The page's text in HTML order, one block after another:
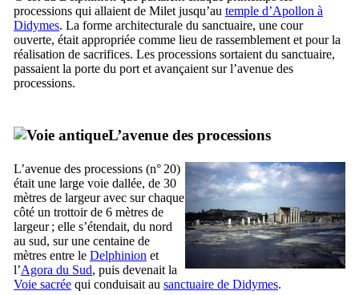
processions qui allaient de Milet jusqu’au temple d’Apollon à
Didymes. La forme architecturale du sanctuaire, une cour
ouverte, était appropriée comme lieu de rassemblement et pour la
réalisation de sacrifices. Les processions sortaient du sanctuaire,
passaient la porte du port et avançaient sur l’avenue des
processions.
L’avenue des processions
L’avenue des processions (n° 20)
était une large voie dallée, de 30
mètres de largeur avec sur chaque
côté un trottoir de 6 mètres de
largeur ; elle s’étendait, du nord
au sud, sur une centaine de
mètres entre le Delphinion et
l’Agora du Sud, puis devenait la
Voie sacrée qui conduisait au sanctuaire de Didymes.